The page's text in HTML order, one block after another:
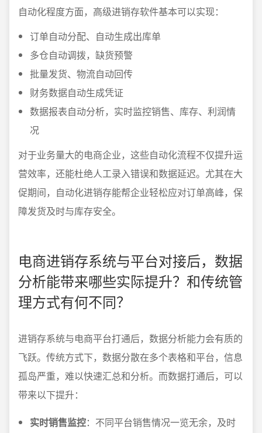
自动化程度方面，高级进销存软件基本可以实现：
订单自动分配、自动生成出库单
多仓自动调拨，缺货预警
批量发货、物流自动回传
财务数据自动生成凭证
数据报表自动分析，实时监控销售、库存、利润情
况
对于业务量大的电商企业，这些自动化流程不仅提升运
营效率，还能杜绝人工录入错误和数据延迟。尤其在大
促期间，自动化进销存能帮企业轻松应对订单高峰，保
障发货及时与库存安全。
电商进销存系统与平台对接后，数据
分析能带来哪些实际提升？和传统管
理方式有何不同？
进销存系统与电商平台打通后，数据分析能力会有质的
飞跃。传统方式下，数据分散在多个表格和平台，信息
孤岛严重，难以快速汇总和分析。而数据打通后，可以
带来以下提升：
实时销售监控：不同平台销售情况一览无余，及时